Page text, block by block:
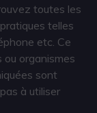
toutes les
telles
etc. Ce
organismes
sont
à utiliser